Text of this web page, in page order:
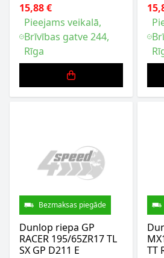
15,88 €
Pieejams veikalā,
Brīvības gatve 244,
Rīga
Bezmaksas piegāde
Dunlop riepa GP
RACER 195/65ZR17 TL
SX GP D211 E
TT